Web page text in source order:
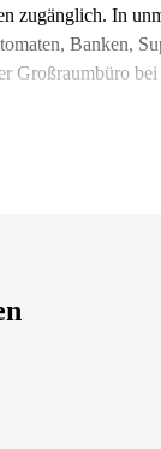
zugänglich. In
Banken,
Großraumbüro